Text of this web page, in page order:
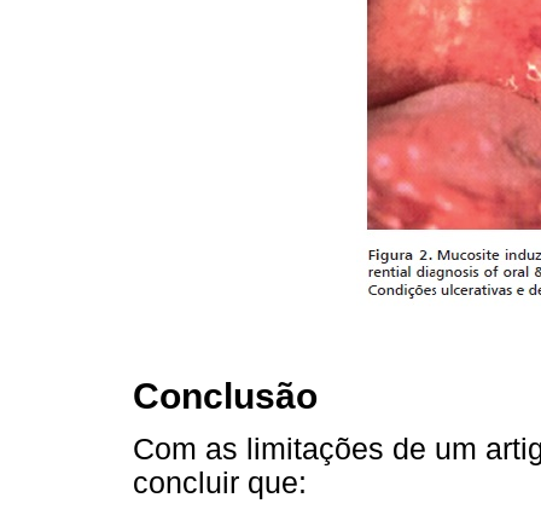
Conclusão
Com as limitações de um
concluir que: